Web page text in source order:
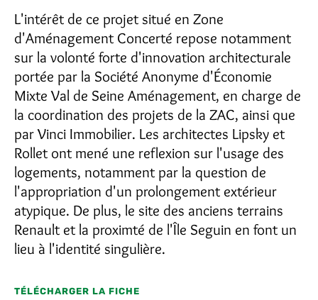
L'intérêt de ce projet situé en Zone
d'Aménagement Concerté repose notamment
sur la volonté forte d'innovation architecturale
portée par la Société Anonyme d'Économie
Mixte Val de Seine Aménagement, en charge de
la coordination des projets de la ZAC, ainsi que
par Vinci Immobilier. Les architectes Lipsky et
Rollet ont mené une reflexion sur l'usage des
logements, notamment par la question de
l'appropriation d'un prolongement extérieur
atypique. De plus, le site des anciens terrains
Renault et la proximté de l'Île Seguin en font un
lieu à l'identité singulière.
TÉLÉCHARGER LA FICHE